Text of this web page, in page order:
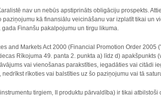
nav un nebūs apstiprināts obligāciju prospekts.
kā finansiālu veicināšanu var izplatīt tikai un
Finanšu pakalpojumu un tirgu likuma.
and Markets Act 2000 (Financial Promotion Order 2005
Rīkojuma 49. panta 2. punkta a) līdz d) apakšpunkts
vai vienošanas parakstīties, iegadāties vai citādi
rīkoties vai balstīties uz šo paziņojumu vai tā
tirgiem, II produktu pārvaldība) ir tikai